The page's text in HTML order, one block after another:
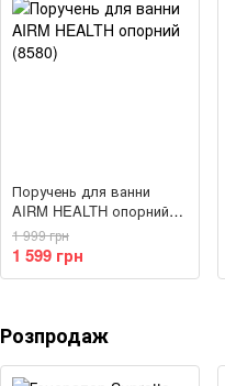
Поручень для ванни
AIRM HEALTH опорний
(8580)
1 599 грн
1 999 грн
Розпродаж